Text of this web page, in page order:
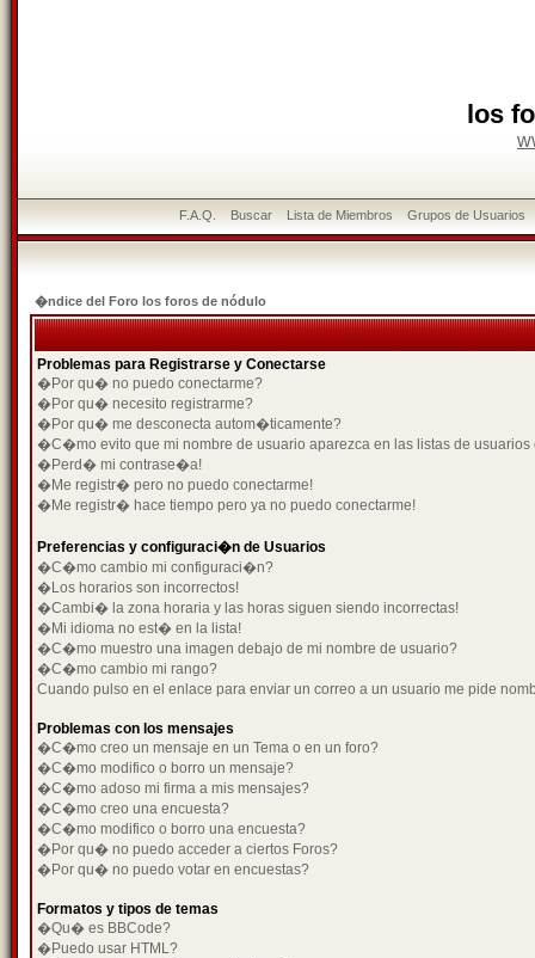
los
F.A.Q. Buscar Lista de Miembros Grupos de Usuarios
�ndice del Foro los foros de nódulo
Problemas para Registrarse y Conectarse
�Por qu� no puedo conectarme?
�Por qu� necesito registrarme?
�Por qu� me desconecta autom�ticamente?
�C�mo evito que mi nombre de usuario aparezca en las listas de usuarios
�Perd� mi contrase�a!
�Me registr� pero no puedo conectarme!
�Me registr� hace tiempo pero ya no puedo conectarme!
Preferencias y configuraci�n de Usuarios
�C�mo cambio mi configuraci�n?
�Los horarios son incorrectos!
�Cambi� la zona horaria y las horas siguen siendo incorrectas!
�Mi idioma no est� en la lista!
�C�mo muestro una imagen debajo de mi nombre de usuario?
�C�mo cambio mi rango?
Cuando pulso en el enlace para enviar un correo a un usuario me pide
Problemas con los mensajes
�C�mo creo un mensaje en un Tema o en un foro?
�C�mo modifico o borro un mensaje?
�C�mo adoso mi firma a mis mensajes?
�C�mo creo una encuesta?
�C�mo modifico o borro una encuesta?
�Por qu� no puedo acceder a ciertos Foros?
�Por qu� no puedo votar en encuestas?
Formatos y tipos de temas
�Qu� es BBCode?
�Puedo usar HTML?